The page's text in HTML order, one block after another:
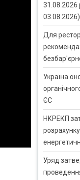
31.08.2026
03.08.2026)
Для
Україна
ЄС
НКРЕКП
Уряд